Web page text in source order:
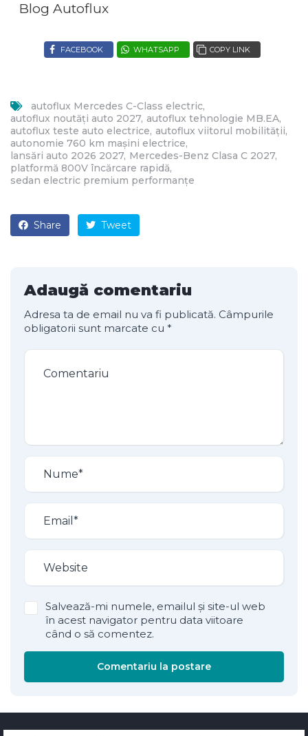
Blog Autoflux
FACEBOOK WHATSAPP COPY LINK
autoflux Mercedes C-Class electric
autoflux noutăți auto 2027 autoflux tehnologie MB.EA
autoflux teste auto electrice autoflux viitorul mobilității
autonomie 760 km mașini electrice
lansări auto 2026 2027 Mercedes-Benz Clasa C 2027
platformă 800V încărcare rapidă
sedan electric premium performanțe
Share Tweet
Adaugă comentariu
Adresa ta de email nu va fi publicată. Câmpurile
obligatorii sunt marcate cu *
Salvează-mi numele, emailul și site-ul web
în acest navigator pentru data viitoare
când o să comentez.
Comentariu la postare